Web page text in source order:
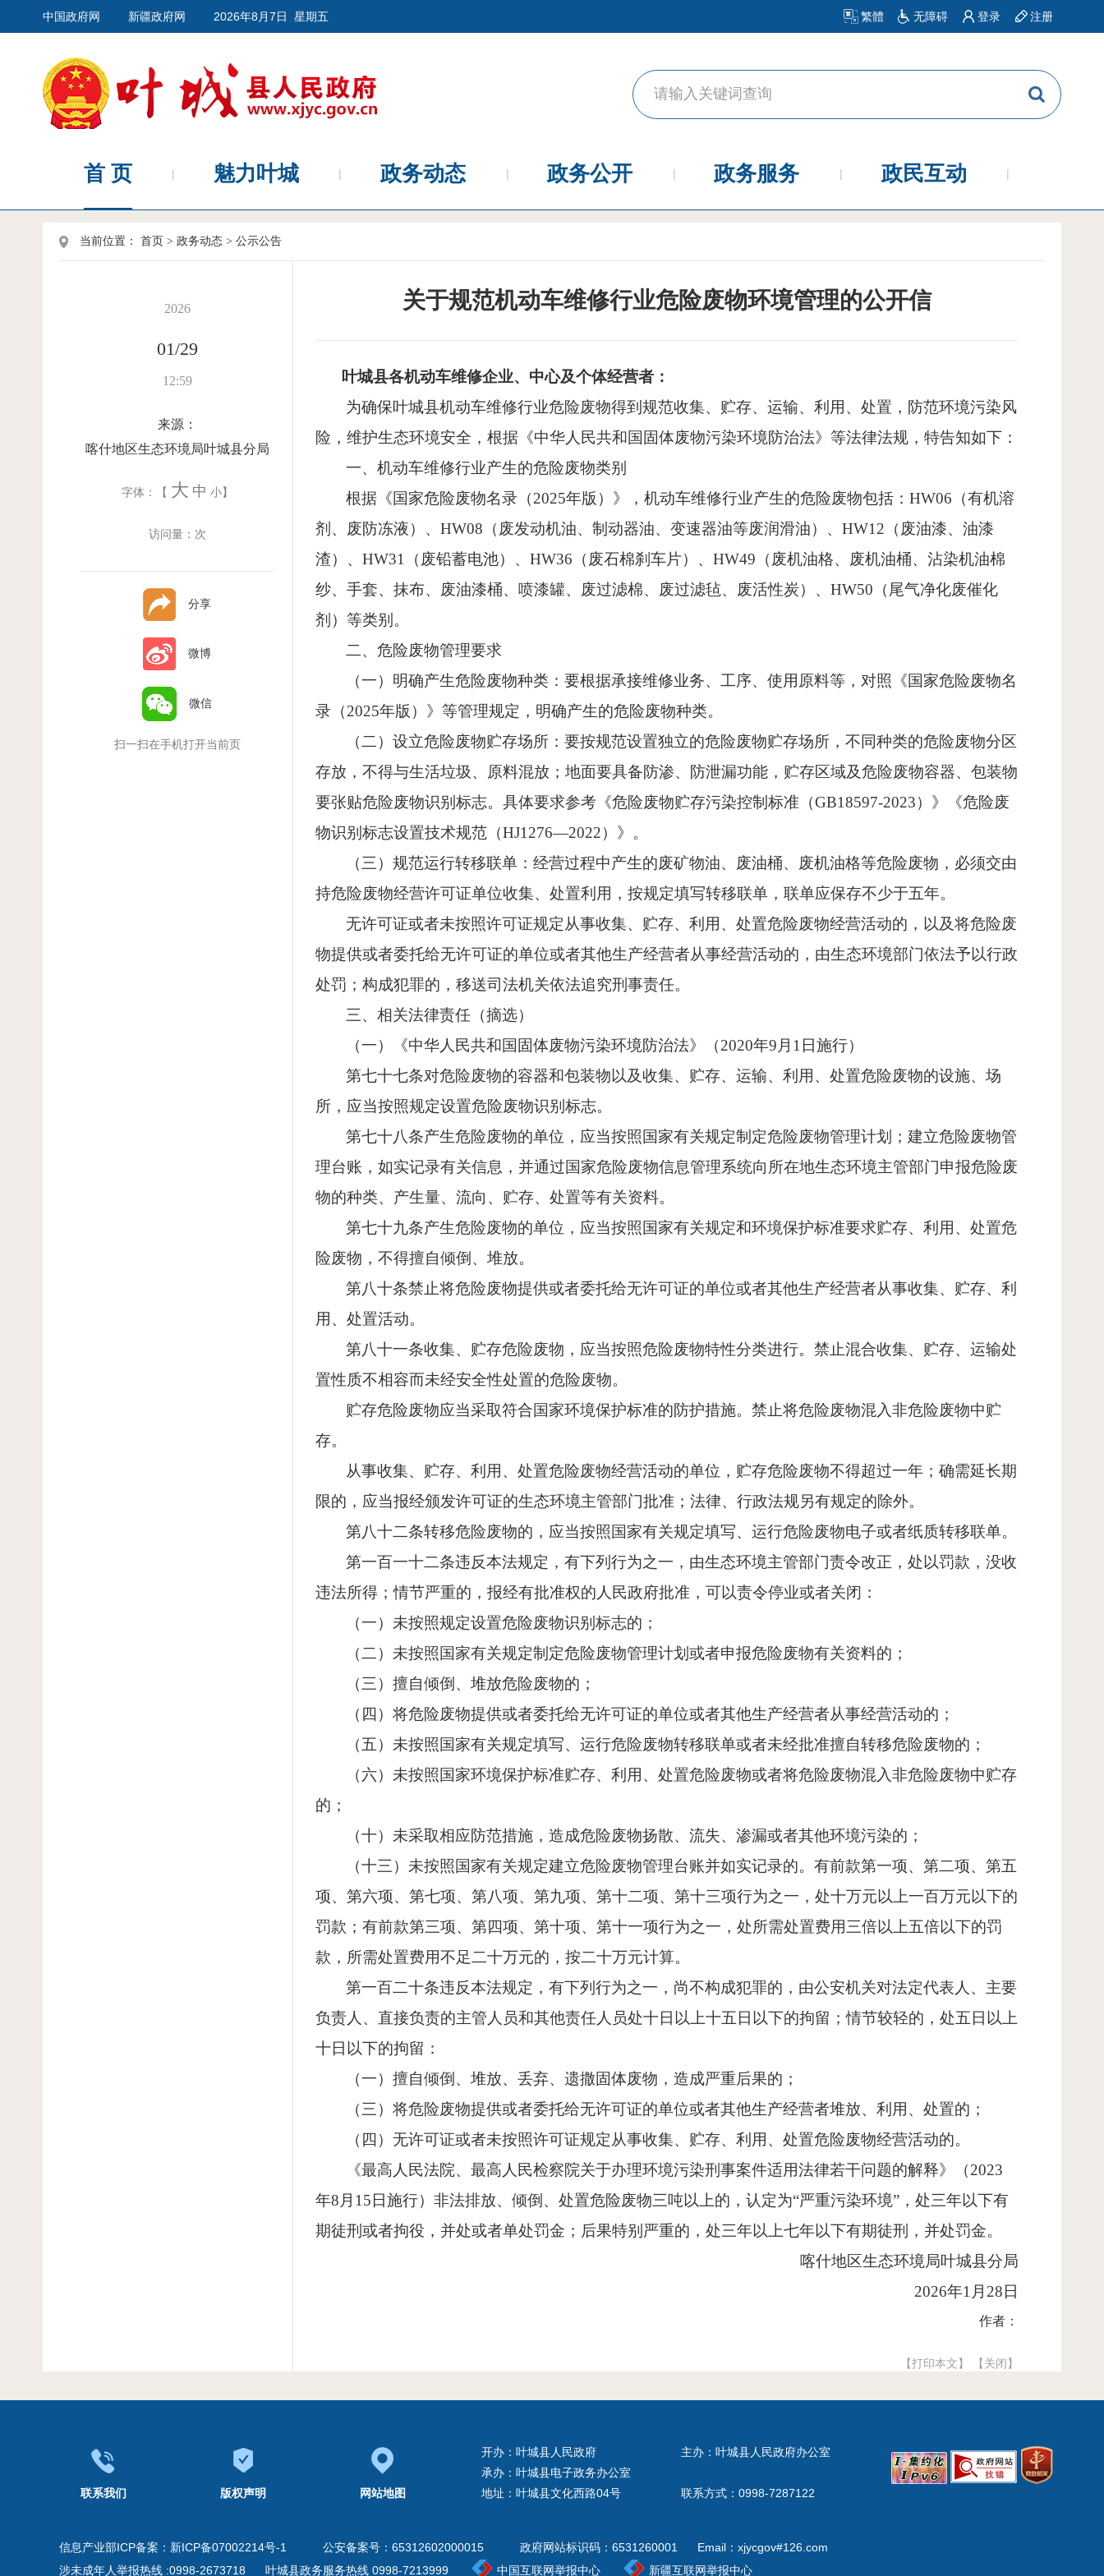
中国政府网 新疆政府网 2026年8月7日 星期五 繁體 无障碍 登录 注册
首 页 魅力叶城 政务动态 政务公开 政务服务 政民互动
当前位置： 首页 > 政务动态 > 公示公告
2026
01/29
12:59
来源：
喀什地区生态环境局叶城县分局
字体：【 大 中 小】
访问量： 次
分享
微博
微信
扫一扫在手机打开当前页
关于规范机动车维修行业危险废物环境管理的公开信
叶城县各机动车维修企业、中心及个体经营者：
为确保叶城县机动车维修行业危险废物得到规范收集、贮存、运输、利用、处置，防范环境污染风
险，维护生态环境安全，根据《中华人民共和国固体废物污染环境防治法》等法律法规， 特告知如下：
一、机动车维修行业产生的危险废物类别
根据《国家危险废物名录（2025年版）》，机动车维修行业产生的危险废物包括：HW06 （有机溶
剂、废防冻液）、 HW08 （废发动机油、制动器油、变速器油等废润滑油）、 HW12 （废油漆、油漆
渣）、 HW31 （废铅蓄电池）、 HW36 （废石棉刹车片）、 HW49 （废机油格、废机油桶、沾染机油棉
纱、手套、抹布、废油漆桶、喷漆罐、废过滤棉、废过滤毡、废活性炭）、 HW50 （尾气净化废催化
剂）等类别。
二、危险废物管理要求
（一）明确产生危险废物种类：要根据承接维修业务、工序、使用原料等，对照《国家危险废物名
录（2025年版）》等管理规定，明确产生的危险废物种类。
（二）设立危险废物贮存场所：要按规范设置独立的危险废物贮存场所，不同种类的危险废物分区
存放，不得与生活垃圾、原料混放；地面要具备防渗、防泄漏功能，贮存区域及危险废物容器、包装物
要张贴危险废物识别标志。具体要求参考《危险废物贮存污染控制标准（GB18597-2023）》《危险废
物识别标志设置技术规范（HJ1276—2022）》。
（三）规范运行转移联单：经营过程中产生的废矿物油、废油桶、废机油格等危险废物，必须交由
持危险废物经营许可证单位收集、处置利用，按规定填写转移联单，联单应保存不少于五年。
无许可证或者未按照许可证规定从事收集、贮存、利用、处置危险废物经营活动的，以及将危险废
物提供或者委托给无许可证的单位或者其他生产经营者从事经营活动的，由生态环境部门依法予以行政
处罚；构成犯罪的，移送司法机关依法追究刑事责任。
三、相关法律责任（摘选）
（一）《中华人民共和国固体废物污染环境防治法》（2020年9 月 1 日施行）
第七十七条对危险废物的容器和包装物以及收集、贮存、运输、利用、处置危险废物的设施、场
所，应当按照规定设置危险废物识别标志。
第七十八条产生危险废物的单位，应当按照国家有关规定制定危险废物管理计划；建立危险废物管
理台账，如实记录有关信息，并通过国家危险废物信息管理系统向所在地生态环境主管部门申报危险废
物的种类、产生量、流向、贮存、处置等有关资料。
第七十九条产生危险废物的单位，应当按照国家有关规定和环境保护标准要求贮存、利用、处置危
险废物，不得擅自倾倒、堆放。
第八十条禁止将危险废物提供或者委托给无许可证的单位或者其他生产经营者从事收集、贮存、利
用、处置活动。
第八十一条收集、贮存危险废物，应当按照危险废物特性分类进行。禁止混合收集、贮存、运输处
置性质不相容而未经安全性处置的危险废物。
贮存危险废物应当采取符合国家环境保护标准的防护措施。禁止将危险废物混入非危险废物中贮
存。
从事收集、贮存、利用、处置危险废物经营活动的单位，贮存危险废物不得超过一年；确需延长期
限的，应当报经颁发许可证的生态环境主管部门批准；法律、行政法规另有规定的除外。
第八十二条转移危险废物的，应当按照国家有关规定填写、运行危险废物电子或者纸质转移联单。
第一百一十二条违反本法规定，有下列行为之一，由生态环境主管部门责令改正，处以罚款，没收
违法所得；情节严重的，报经有批准权的人民政府批准，可以责令停业或者关闭：
（一）未按照规定设置危险废物识别标志的；
（二）未按照国家有关规定制定危险废物管理计划或者申报危险废物有关资料的；
（三）擅自倾倒、堆放危险废物的；
（四）将危险废物提供或者委托给无许可证的单位或者其他生产经营者从事经营活动的；
（五）未按照国家有关规定填写、运行危险废物转移联单或者未经批准擅自转移危险废物的；
（六）未按照国家环境保护标准贮存、利用、处置危险废物或者将危险废物混入非危险废物中贮存
的；
（十）未采取相应防范措施，造成危险废物扬散、流失、渗漏或者其他环境污染的；
（十三）未按照国家有关规定建立危险废物管理台账并如实记录的。有前款第一项、第二项、第五
项、第六项、第七项、第八项、第九项、第十二项、第十三项行为之一，处十万元以上一百万元以下的
罚款；有前款第三项、第四项、第十项、第十一项行为之一，处所需处置费用三倍以上五倍以下的罚
款，所需处置费用不足二十万元的，按二十万元计算。
第一百二十条违反本法规定，有下列行为之一，尚不构成犯罪的，由公安机关对法定代表人、主要
负责人、直接负责的主管人员和其他责任人员处十日以上十五日以下的拘留；情节较轻的，处五日以上
十日以下的拘留：
（一）擅自倾倒、堆放、丢弃、遗撒固体废物，造成严重后果的；
（三）将危险废物提供或者委托给无许可证的单位或者其他生产经营者堆放、利用、处置的；
（四）无许可证或者未按照许可证规定从事收集、贮存、利用、处置危险废物经营活动的。
《最高人民法院、最高人民检察院关于办理环境污染刑事案件适用法律若干问题的解释》（2023
年8 月 15 日施行）非法排放、倾倒、处置危险废物三吨以上的，认定为“严重污染环境”，处三年以下有
期徒刑或者拘役，并处或者单处罚金；后果特别严重的，处三年以上七年以下有期徒刑，并处罚金。
喀什地区生态环境局叶城县分局
2026年1 月 28 日
作者：
【打印本文】 【关闭】
联系我们 版权声明 网站地图
开办：叶城县人民政府
承办：叶城县电子政务办公室
地址：叶城县文化西路04号
主办：叶城县人民政府办公室
联系方式：0998-7287122
信息产业部ICP备案： 新ICP备07002214号-1 公安备案号： 65312602000015 政府网站标识码：6531260001
Email：xjycgov#126.com
涉未成年人举报热线 :0998-2673718
叶城县政务服务热线 0998-7213999 中国互联网举报中心 新疆互联网举报中心